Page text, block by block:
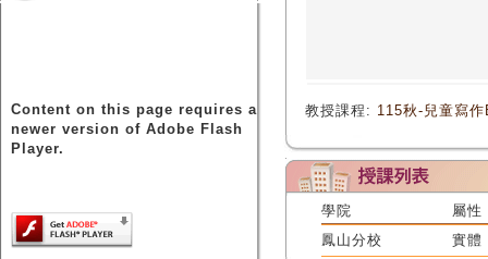
Content on this page requires a
newer version of Adobe Flash
Player.
教授課程: 115秋-兒童寫
學院
屬性
鳳山分校
實體